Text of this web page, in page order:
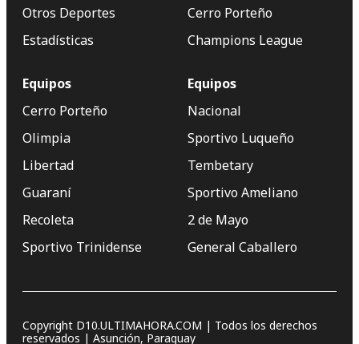
Otros Deportes
Estadísticas
Cerro Porteño
Champions League
Equipos
Cerro Porteño
Olimpia
Libertad
Guaraní
Recoleta
Sportivo Trinidense
Equipos
Nacional
Sportivo Luqueño
Tembetary
Sportivo Ameliano
2 de Mayo
General Caballero
Copyright D10.ULTIMAHORA.COM | Todos los derechos
reservados | Asunción, Paraguay